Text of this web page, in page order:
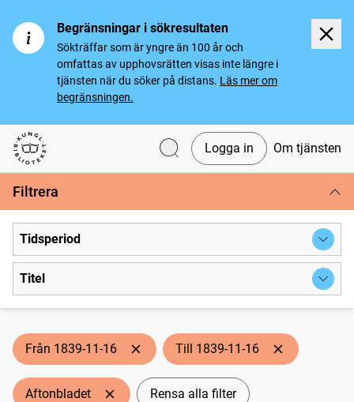
Begränsningar i sökresultaten
Sökträffar som är yngre än 100 år och
omfattas av upphovsrätten visas inte längre i
tjänsten när du söker på distans. Läs mer om
begränsningen.
Svenska tidningar
Logga in Om tjänsten
Filtrera
Tidsperiod
Titel
Från 1839-11-16 Till 1839-11-16
Aftonbladet Rensa alla filter